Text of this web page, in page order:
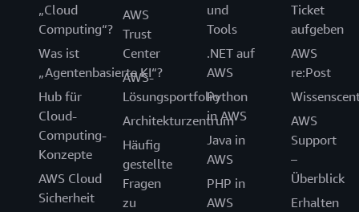
„Cloud
Computing“?
Was ist
„Agentenbasierte KI“?
Hub für
Cloud-
Computing-
Konzepte
AWS Cloud
Sicherheit
AWS
Trust
Center
AWS-
Lösungsportfolio
Architekturzentrum
Häufig
gestellte
Fragen
zu
und
Tools
.NET auf
AWS
Python
in AWS
Java in
AWS
PHP in
AWS
Ticket
aufgeben
AWS
re:Post
AWS
Support
–
Überblick
Erhalten